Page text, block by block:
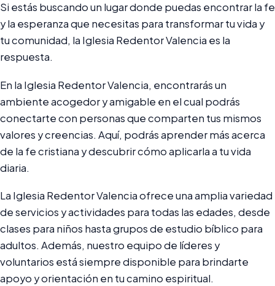
Si estás buscando un lugar donde puedas encontrar la fe
y la esperanza que necesitas para transformar tu vida y
tu comunidad, la Iglesia Redentor Valencia es la
respuesta.
En la Iglesia Redentor Valencia, encontrarás un
ambiente acogedor y amigable en el cual podrás
conectarte con personas que comparten tus mismos
valores y creencias. Aquí, podrás aprender más acerca
de la fe cristiana y descubrir cómo aplicarla a tu vida
diaria.
La Iglesia Redentor Valencia ofrece una amplia variedad
de servicios y actividades para todas las edades, desde
clases para niños hasta grupos de estudio bíblico para
adultos. Además, nuestro equipo de líderes y
voluntarios está siempre disponible para brindarte
apoyo y orientación en tu camino espiritual.